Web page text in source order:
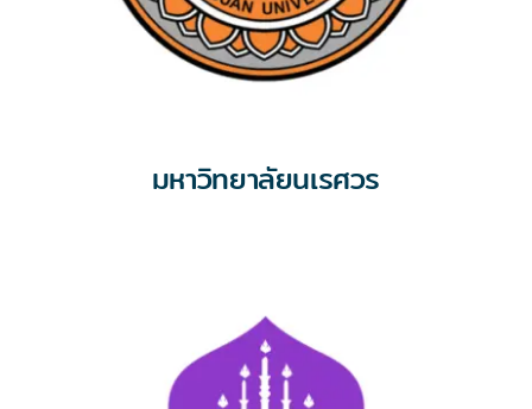
มหาวิทยาลัยนเรศวร